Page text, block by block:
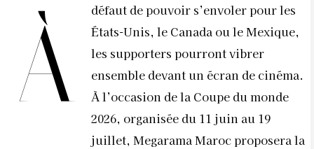
À
défaut de pouvoir s’envoler pour les
États-Unis, le Canada ou le Mexique,
les supporters pourront vibrer
ensemble devant un écran de cinéma.
À l’occasion de la Coupe du monde
2026, organisée du 11 juin au 19
juillet, Megarama Maroc proposera la